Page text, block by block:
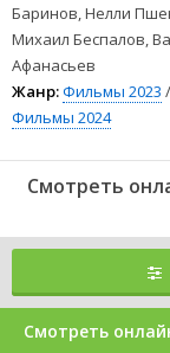
Баринов, Нелли
Михаил Беспалов,
Афанасьев
Жанр:Фильмы 2023 /
Фильмы 2024
Смотреть
Смотреть